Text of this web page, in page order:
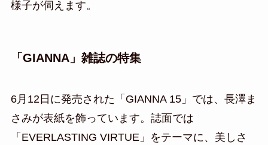
様子が伺えます。
「GIANNA」雑誌の特集
6月12日に発売された「GIANNA 15」では、長澤ま
さみが表紙を飾っています。誌面では
「EVERLASTING VIRTUE」をテーマに、美しさ